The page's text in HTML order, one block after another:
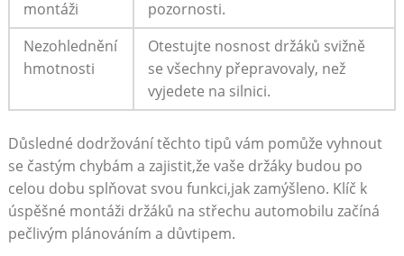
montáži
pozornosti.
Nezohlednění
hmotnosti
Otestujte nosnost držáků svižně
se všechny přepravovaly, než
vyjedete na silnici.
Důsledné dodržování těchto ​tipů vám pomůže ⁣vyhnout
⁣se častým chybám⁢ a zajistit,že vaše držáky budou po
celou dobu ​splňovat svou funkci,jak zamýšleno. Klíč ⁢k‍
úspěšné montáži⁣ držáků na střechu automobilu začíná⁤
pečlivým plánováním a důvtipem.